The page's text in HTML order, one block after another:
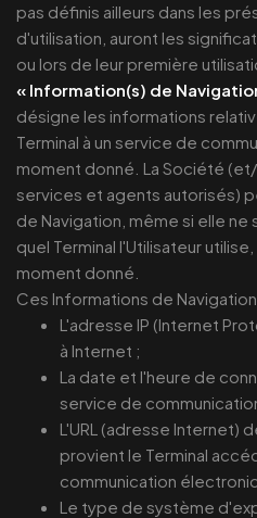
pas définis ailleurs dans les
d'utilisation, auront les
ou lors de leur première
« Information(s) de
désigne les informations
Terminal à un service de
moment donné. La Société
services et agents autorisés)
de Navigation, même si elle
quel Terminal l'Utilisateur
moment donné.
Ces Informations de
L'adresse IP (Internet
à Internet ;
La date et l'heure de
service de
L'URL (adresse Internet)
provient le Terminal
communication
Le type de système